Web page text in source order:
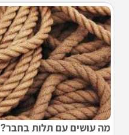
מה עושים עם תלות בחבר?